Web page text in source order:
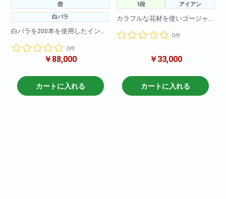
壺
白バラ
白バラを200本を使用したインパ
お誕生日祝いに周年祝に特別な
御祝に最適です!
※仕入れには2.3日かかる場合もご
ざいますので
お早めにお問い合わせください
0件
￥88,000
カートに入れる
1段 アイアン
カラフルな花材を使いゴージャ
や、ゴージャスなお店にピッタ
べると圧巻の綺麗さです!
使用花材は季節によって若干変
を持ってお勧めするお任せスタ
ンドです!
0件
￥33,000
カートに入れる